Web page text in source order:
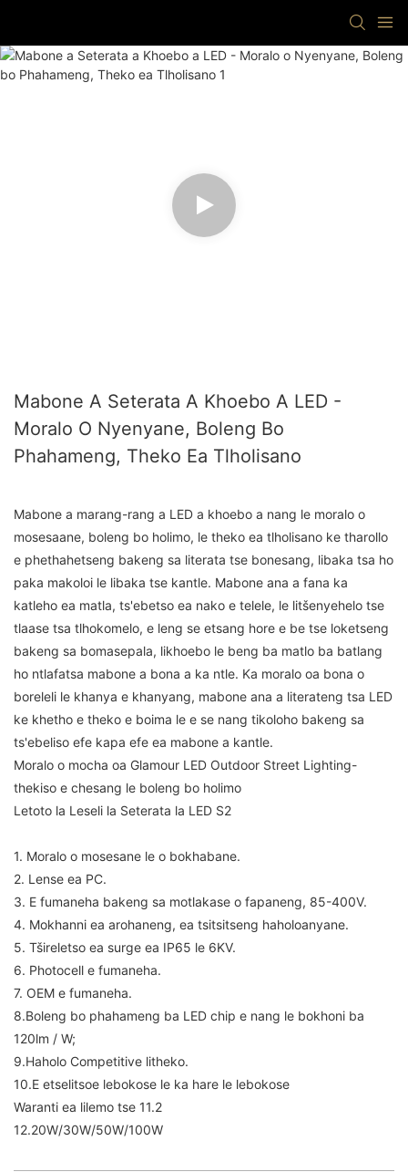
Mabone A Seterata A Khoebo A LED -
Moralo O Nyenyane, Boleng Bo
Phahameng, Theko Ea Tlholisano
Mabone a marang-rang a LED a khoebo a nang le moralo o
mosesaane, boleng bo holimo, le theko ea tlholisano ke tharollo
e phethahetseng bakeng sa literata tse bonesang, libaka tsa ho
paka makoloi le libaka tse kantle. Mabone ana a fana ka
katleho ea matla, ts'ebetso ea nako e telele, le litšenyehelo tse
tlaase tsa tlhokomelo, e leng se etsang hore e be tse loketseng
bakeng sa bomasepala, likhoebo le beng ba matlo ba batlang
ho ntlafatsa mabone a bona a ka ntle. Ka moralo oa bona o
boreleli le khanya e khanyang, mabone ana a literateng tsa LED
ke khetho e theko e boima le e se nang tikoloho bakeng sa
ts'ebeliso efe kapa efe ea mabone a kantle.
Moralo o mocha oa Glamour LED Outdoor Street Lighting-
thekiso e chesang le boleng bo holimo
Letoto la Leseli la Seterata la LED S2
1. Moralo o mosesane le o bokhabane.
2. Lense ea PC.
3. E fumaneha bakeng sa motlakase o fapaneng, 85-400V.
4. Mokhanni ea arohaneng, ea tsitsitseng haholoanyane.
5. Tšireletso ea surge ea IP65 le 6KV.
6. Photocell e fumaneha.
7. OEM e fumaneha.
8.Boleng bo phahameng ba LED chip e nang le bokhoni ba
120lm / W;
9.Haholo Competitive litheko.
10.E etselitsoe lebokose le ka hare le lebokose
Waranti ea lilemo tse 11.2
12.20W/30W/50W/100W